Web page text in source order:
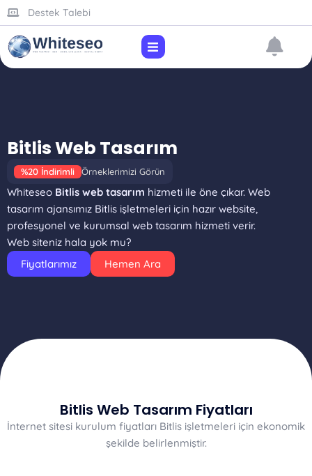
Destek Talebi
Bitlis Web Tasarım
%20 İndirimli Örneklerimizi Görün
Whiteseo Bitlis web tasarım hizmeti ile öne çıkar. Web
tasarım ajansımız Bitlis işletmeleri için hazır website,
profesyonel ve kurumsal web tasarım hizmeti verir.
Web siteniz hala yok mu?
Fiyatlarımız
Hemen Ara
Bitlis Web Tasarım Fiyatları
İnternet sitesi kurulum fiyatları Bitlis işletmeleri için ekonomik
şekilde belirlenmiştir.